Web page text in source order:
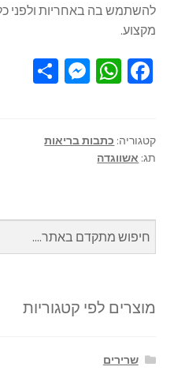
להשתמש בה באחריות ולפני כל
מקצוע.
Fa
o
o
W
sA
M
n
S
קטגוריה: כתבות בריאות
תג: אשווגדה
מוצרים לפי קטגוריות
שרירים